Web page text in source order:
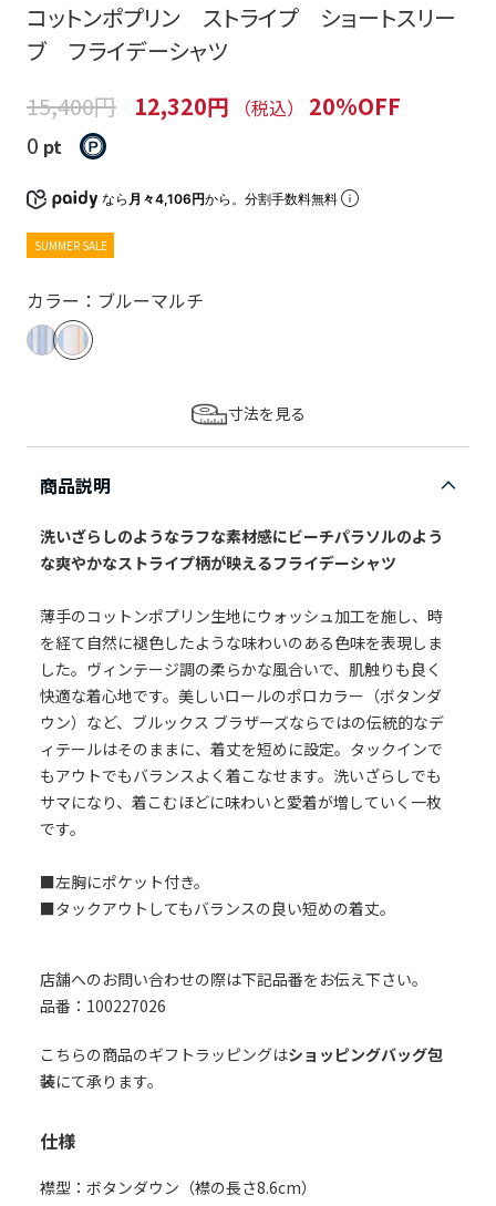
コットンポプリン ストライプ ショートスリー
ブ フライデーシャツ
15,400円
12,320円 （税込）
20%OFF
0 pt
なら 月々4,106円から。分割手数料無料
SUMMER SALE
カラー：ブルーマルチ
寸法を見る
商品説明
洗いざらしのようなラフな素材感にビーチパラソルのよう
な爽やかなストライプ柄が映えるフライデーシャツ
薄手のコットンポプリン生地にウォッシュ加工を施し、時
を経て自然に褪色したような味わいのある色味を表現しま
した。ヴィンテージ調の柔らかな風合いで、肌触りも良く
快適な着心地です。美しいロールのポロカラー（ボタンダ
ウン）など、ブルックス ブラザーズならではの伝統的なデ
ィテールはそのままに、着丈を短めに設定。タックインで
もアウトでもバランスよく着こなせます。洗いざらしでも
サマになり、着こむほどに味わいと愛着が増していく一枚
です。
■左胸にポケット付き。
■タックアウトしてもバランスの良い短めの着丈。
店舗へのお問い合わせの際は下記品番をお伝え下さい。
品番：100227026
こちらの商品のギフトラッピングはショッピングバッグ包
装にて承ります。
仕様
襟型：ボタンダウン（襟の長さ8.6cm）